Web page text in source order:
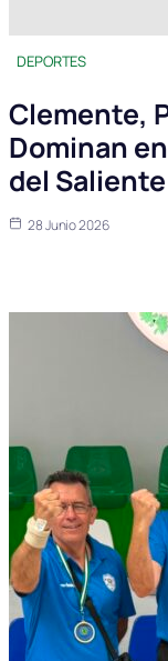
DEPORTES
Clemente,
Dominan
del Saliente
28 Junio 2026